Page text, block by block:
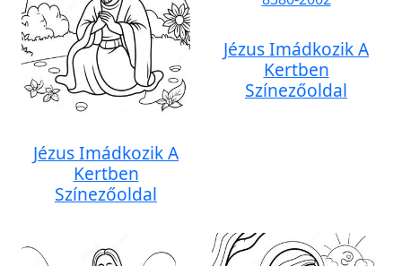
Jézus Imádkozik A
Kertben
Színezőoldal
Jézus Imádkozik A
Kertben
Színezőoldal